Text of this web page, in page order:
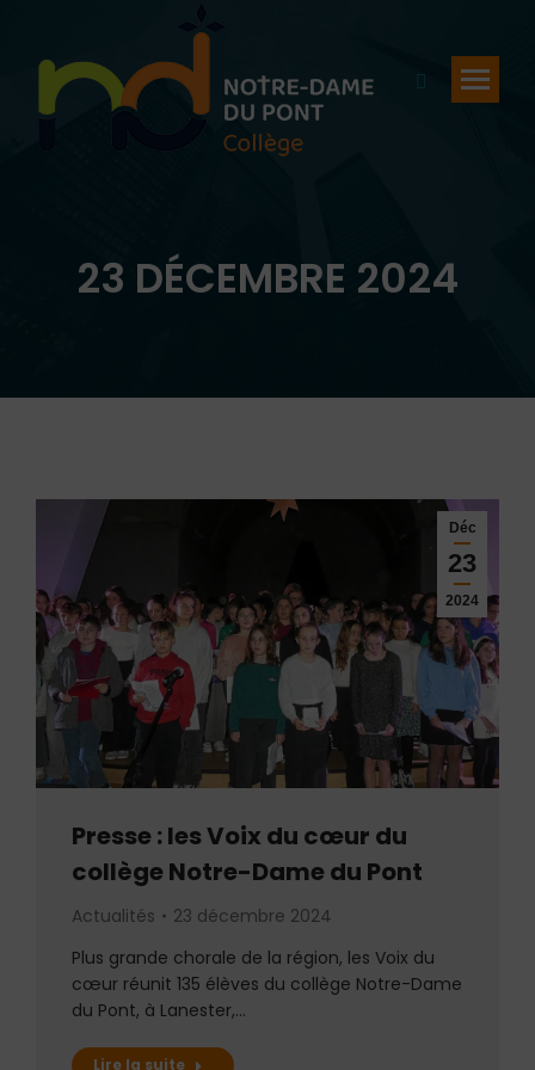
Recherche
23 DÉCEMBRE 2024
Vous êtes ici :
Déc
23
2024
Presse : les Voix du cœur du
collège Notre-Dame du Pont
Actualités
23 décembre 2024
Plus grande chorale de la région, les Voix du
cœur réunit 135 élèves du collège Notre-Dame
du Pont, à Lanester,…
Lire la suite